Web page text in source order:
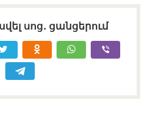
սոց․ ցանցերում